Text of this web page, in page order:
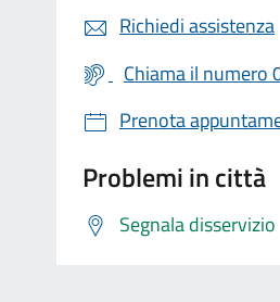
Richiedi assistenza
Chiama il
Prenota
Problemi in città
Segnala disservizio